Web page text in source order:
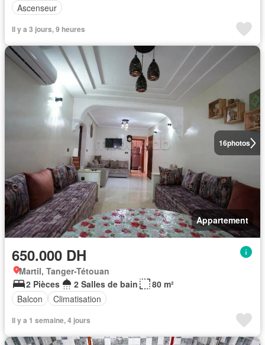
Ascenseur
Il y a 3 jours, 9 heures
16photos
Appartement
650.000 DH
Martil, Tanger-Tétouan
2 Pièces
2 Salles de bain
80 m²
Balcon
Climatisation
Il y a 1 semaine, 4 jours